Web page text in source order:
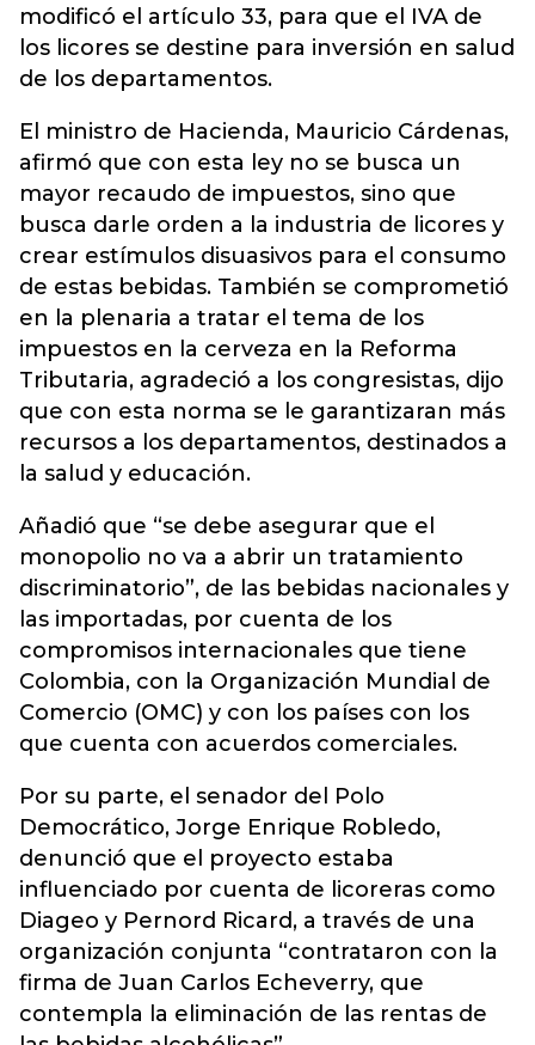
modificó el artículo 33, para que el IVA de
los licores se destine para inversión en salud
de los departamentos.
El ministro de Hacienda, Mauricio Cárdenas,
afirmó que con esta ley no se busca un
mayor recaudo de impuestos, sino que
busca darle orden a la industria de licores y
crear estímulos disuasivos para el consumo
de estas bebidas. También se comprometió
en la plenaria a tratar el tema de los
impuestos en la cerveza en la Reforma
Tributaria, agradeció a los congresistas, dijo
que con esta norma se le garantizaran más
recursos a los departamentos, destinados a
la salud y educación.
Añadió que “se debe asegurar que el
monopolio no va a abrir un tratamiento
discriminatorio”, de las bebidas nacionales y
las importadas, por cuenta de los
compromisos internacionales que tiene
Colombia, con la Organización Mundial de
Comercio (OMC) y con los países con los
que cuenta con acuerdos comerciales.
Por su parte, el senador del Polo
Democrático, Jorge Enrique Robledo,
denunció que el proyecto estaba
influenciado por cuenta de licoreras como
Diageo y Pernord Ricard, a través de una
organización conjunta “contrataron con la
firma de Juan Carlos Echeverry, que
contempla la eliminación de las rentas de